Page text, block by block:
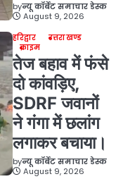
byन्यू कॉर्बेट समाचार डेस्क
August 9, 2026
हरिद्वार
उत्तराखण्ड
क्राइम
तेज बहाव में फंसे
दो कांवड़िए,
SDRF जवानों
ने गंगा में छलांग
लगाकर बचाया।
byन्यू कॉर्बेट समाचार डेस्क
August 9, 2026